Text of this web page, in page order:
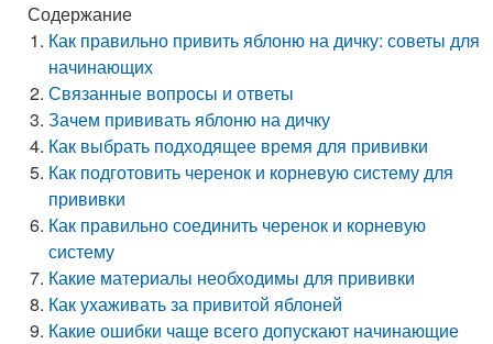
Содержание
Как правильно привить яблоню на дичку: советы для
начинающих
Связанные вопросы и ответы
Зачем прививать яблоню на дичку
Как выбрать подходящее время для прививки
Как подготовить черенок и корневую систему для
прививки
Как правильно соединить черенок и корневую
систему
Какие материалы необходимы для прививки
Как ухаживать за привитой яблоней
Какие ошибки чаще всего допускают начинающие